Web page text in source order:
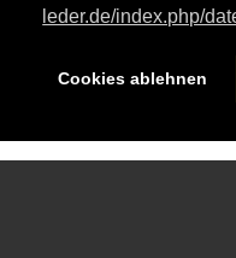
leder.de/index.php/
Cookies ablehnen